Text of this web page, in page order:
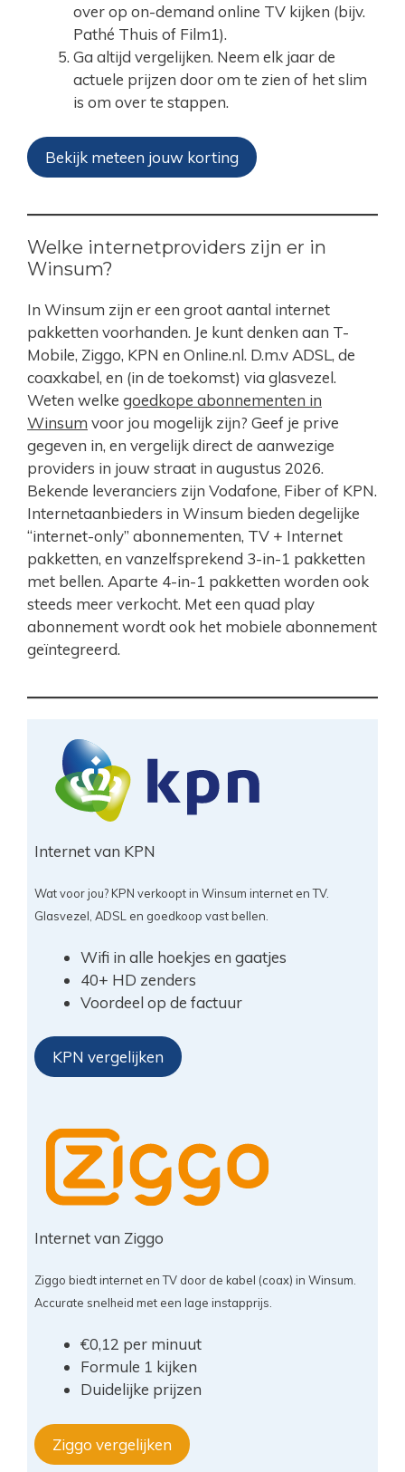
over op on-demand online TV kijken (bijv.
Pathé Thuis of Film1).
Ga altijd vergelijken. Neem elk jaar de
actuele prijzen door om te zien of het slim
is om over te stappen.
Bekijk meteen jouw korting
Welke internetproviders zijn er in
Winsum?
In Winsum zijn er een groot aantal internet
pakketten voorhanden. Je kunt denken aan T-
Mobile, Ziggo, KPN en Online.nl. D.m.v ADSL, de
coaxkabel, en (in de toekomst) via glasvezel.
Weten welke goedkope abonnementen in
Winsum voor jou mogelijk zijn? Geef je prive
gegeven in, en vergelijk direct de aanwezige
providers in jouw straat in augustus 2026.
Bekende leveranciers zijn Vodafone, Fiber of KPN.
Internetaanbieders in Winsum bieden degelijke
“internet-only” abonnementen, TV + Internet
pakketten, en vanzelfsprekend 3-in-1 pakketten
met bellen. Aparte 4-in-1 pakketten worden ook
steeds meer verkocht. Met een quad play
abonnement wordt ook het mobiele abonnement
geïntegreerd.
Internet van KPN
Wat voor jou? KPN verkoopt in Winsum internet en TV.
Glasvezel, ADSL en goedkoop vast bellen.
Wifi in alle hoekjes en gaatjes
40+ HD zenders
Voordeel op de factuur
KPN vergelijken
Internet van Ziggo
Ziggo biedt internet en TV door de kabel (coax) in Winsum.
Accurate snelheid met een lage instapprijs.
€0,12 per minuut
Formule 1 kijken
Duidelijke prijzen
Ziggo vergelijken